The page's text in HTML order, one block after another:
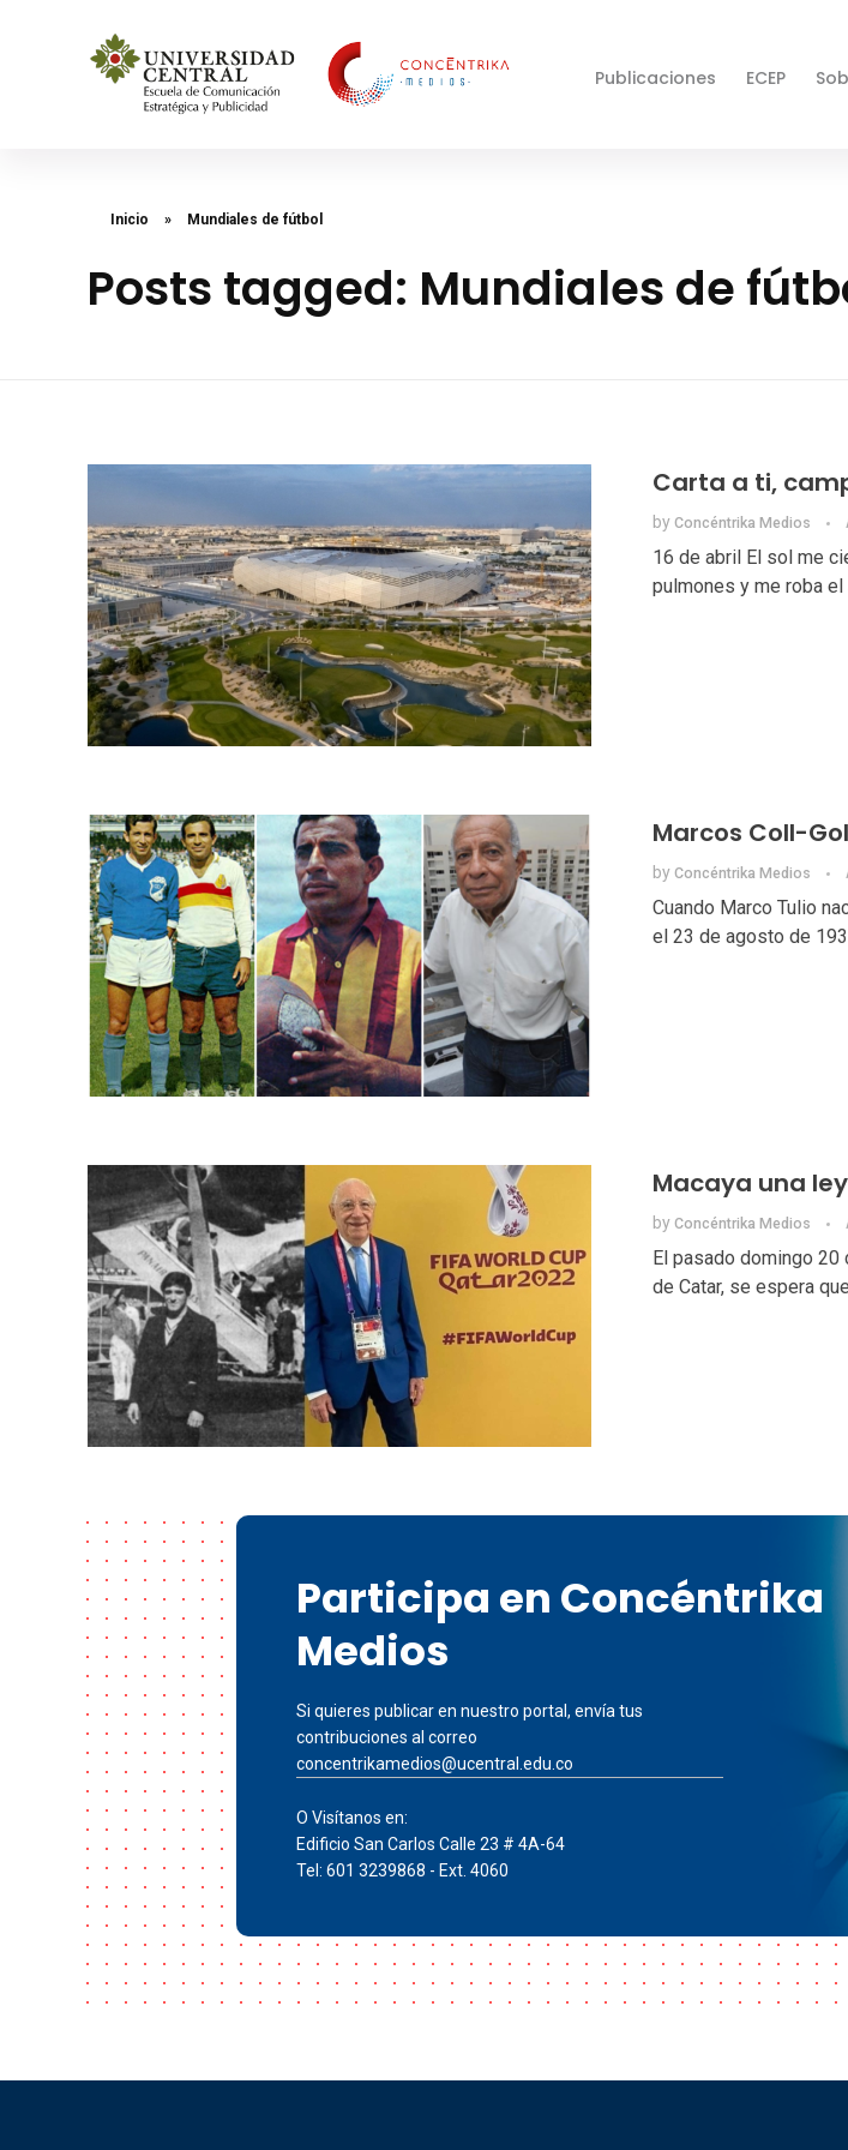
Publicaciones ECEP
Inicio » Mundiales de fútbol
Posts tagged: Mundiales de
Carta a ti,
by Concéntrika Medios
16 de abril El sol me
pulmones y me roba el
Marcos Coll-
by Concéntrika Medios
Cuando Marco Tulio
el 23 de agosto de
Macaya una
by Concéntrika Medios
El pasado domingo
de Catar, se espera
Participa en Concéntrika
Medios
Si quieres publicar en nuestro portal, envía tus
contribuciones al correo
concentrikamedios@ucentral.edu.co
O Visítanos en:
Edificio San Carlos Calle 23 # 4A-64
Tel: 601 3239868 - Ext. 4060